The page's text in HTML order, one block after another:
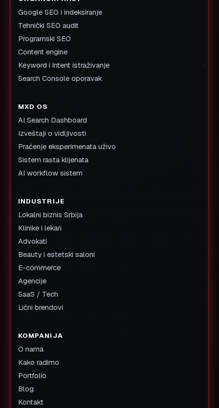
Google SEO i indeksiranje
Tehnički SEO audit
Programski SEO
Content engine
Keyword i intent istraživanje
Search Console oporavak
MXD OS
AI Search Dashboard
Izveštaji o vidljivosti
Praćenje eksperimenata uživo
Sistem rasta klijenata
AI workflow sistem
INDUSTRIJE
Lokalni biznis Srbija
Klinike i lekari
Advokati
Beauty i estetski saloni
E-commerce
Agencije
SaaS / Tech
Lični brendovi
KOMPANIJA
O nama
Kako radimo
Portfolio
Blog
Kontakt